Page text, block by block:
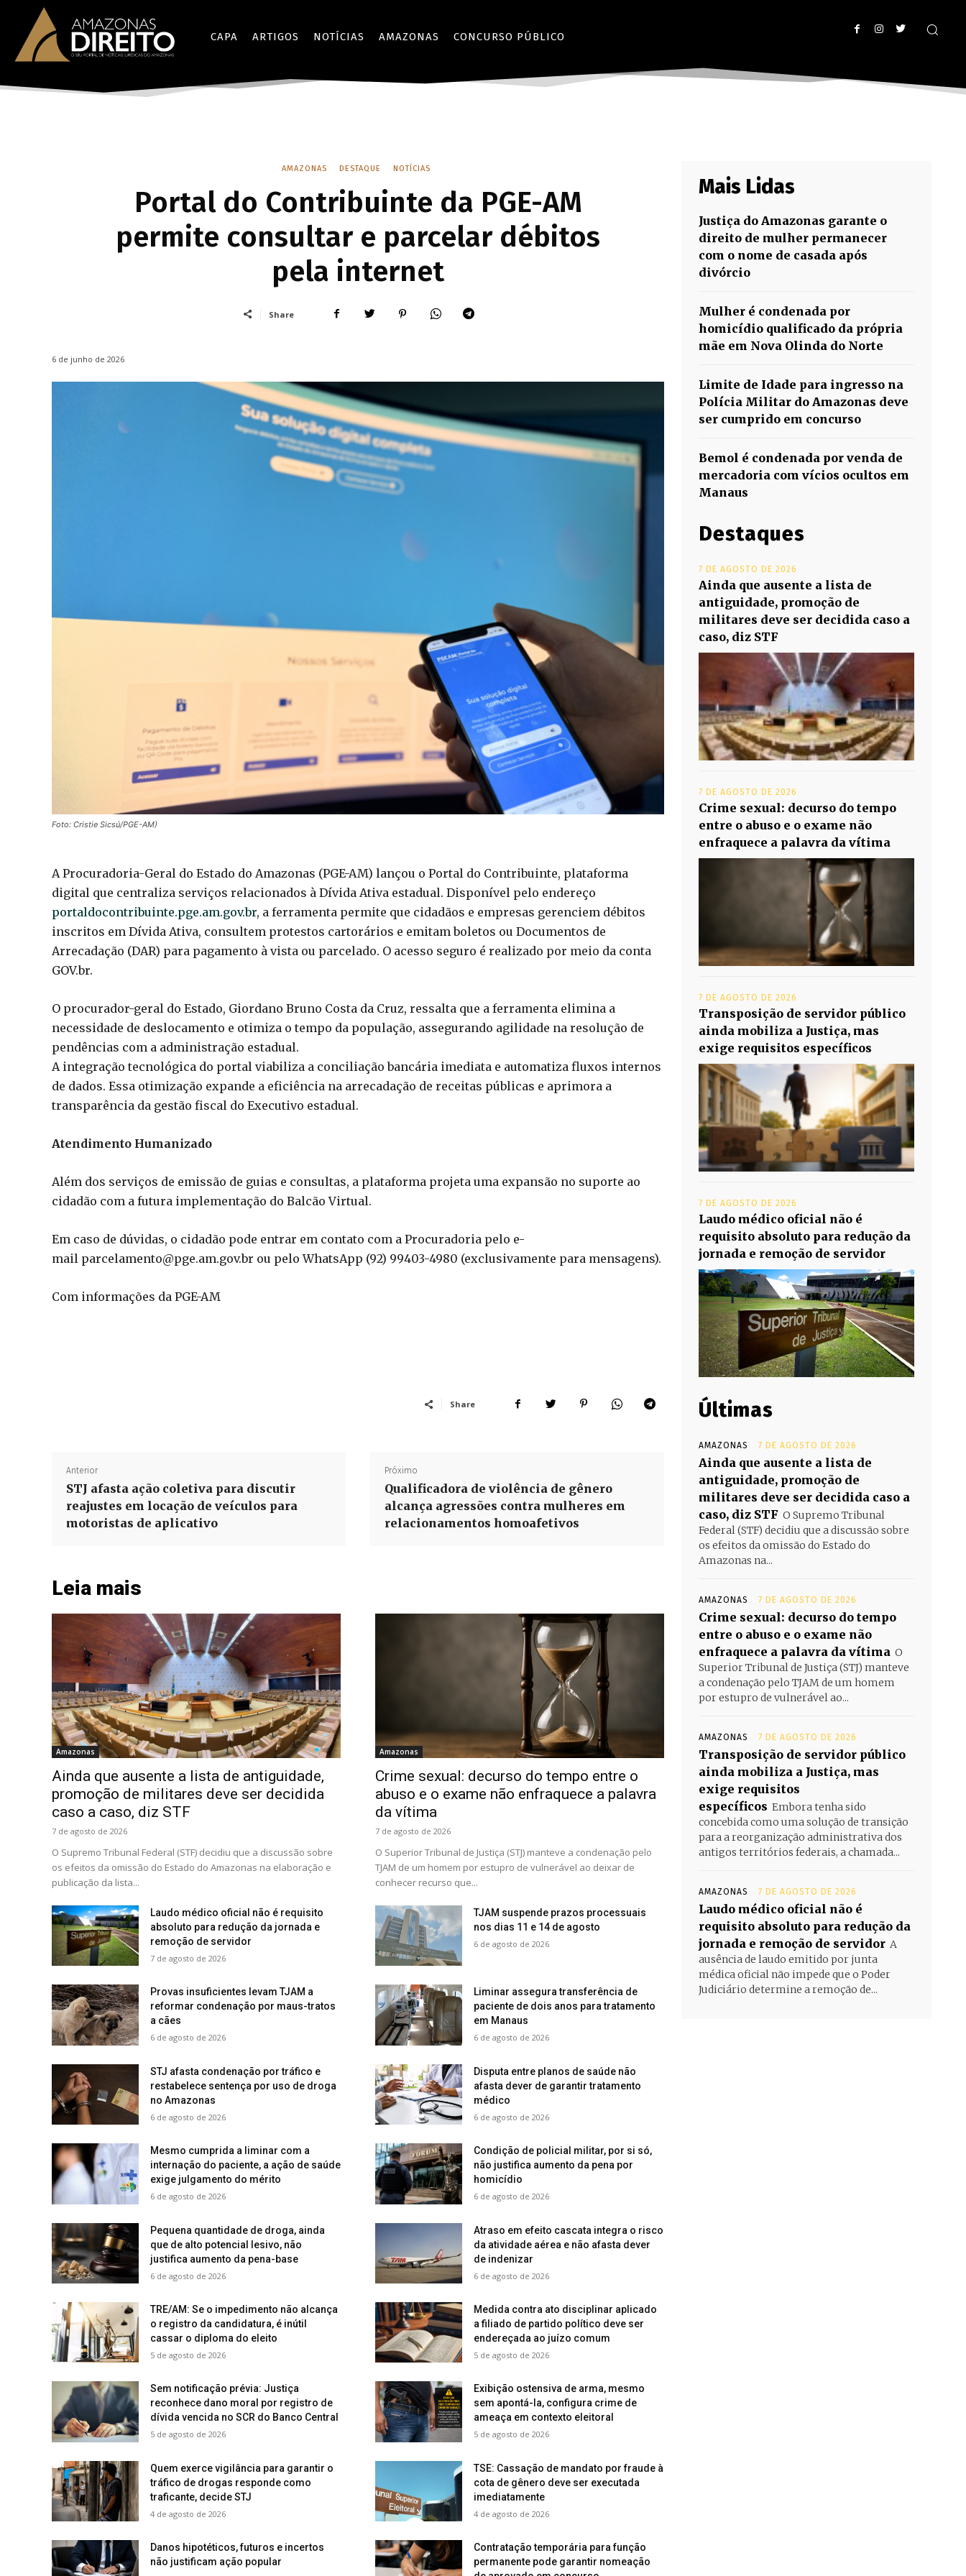
CAPA ARTIGOS NOTÍCIAS AMAZONAS CONCURSO PÚBLICO
AMAZONAS DESTAQUE NOTÍCIAS
Portal do Contribuinte da PGE-AM
permite consultar e parcelar débitos
pela internet
Share
6 de junho de 2026
Foto: Cristie Sicsú/PGE-AM)
A Procuradoria-Geral do Estado do Amazonas (PGE-AM) lançou o Portal do Contribuinte, plataforma
digital que centraliza serviços relacionados à Dívida Ativa estadual. Disponível pelo endereço
portaldocontribuinte.pge.am.gov.br, a ferramenta permite que cidadãos e empresas gerenciem débitos
inscritos em Dívida Ativa, consultem protestos cartorários e emitam boletos ou Documentos de
Arrecadação (DAR) para pagamento à vista ou parcelado. O acesso seguro é realizado por meio da conta
GOV.br.
O procurador-geral do Estado, Giordano Bruno Costa da Cruz, ressalta que a ferramenta elimina a
necessidade de deslocamento e otimiza o tempo da população, assegurando agilidade na resolução de
pendências com a administração estadual.
A integração tecnológica do portal viabiliza a conciliação bancária imediata e automatiza fluxos internos
de dados. Essa otimização expande a eficiência na arrecadação de receitas públicas e aprimora a
transparência da gestão fiscal do Executivo estadual.
Atendimento Humanizado
Além dos serviços de emissão de guias e consultas, a plataforma projeta uma expansão no suporte ao
cidadão com a futura implementação do Balcão Virtual.
Em caso de dúvidas, o cidadão pode entrar em contato com a Procuradoria pelo e-
mail parcelamento@pge.am.gov.br ou pelo WhatsApp (92) 99403-4980 (exclusivamente para mensagens).
Com informações da PGE-AM
Share
Anterior
STJ afasta ação coletiva para discutir
reajustes em locação de veículos para
motoristas de aplicativo
Próximo
Qualificadora de violência de gênero
alcança agressões contra mulheres em
relacionamentos homoafetivos
Leia mais
Amazonas
Ainda que ausente a lista de antiguidade,
promoção de militares deve ser decidida
caso a caso, diz STF
7 de agosto de 2026
O Supremo Tribunal Federal (STF) decidiu que a discussão sobre
os efeitos da omissão do Estado do Amazonas na elaboração e
publicação da lista...
Amazonas
Crime sexual: decurso do tempo entre o
abuso e o exame não enfraquece a palavra
da vítima
7 de agosto de 2026
O Superior Tribunal de Justiça (STJ) manteve a condenação pelo
TJAM de um homem por estupro de vulnerável ao deixar de
conhecer recurso que...
Laudo médico oficial não é requisito
absoluto para redução da jornada e
remoção de servidor
7 de agosto de 2026
TJAM suspende prazos processuais
nos dias 11 e 14 de agosto
6 de agosto de 2026
Provas insuficientes levam TJAM a
reformar condenação por maus-tratos
a cães
6 de agosto de 2026
Liminar assegura transferência de
paciente de dois anos para tratamento
em Manaus
6 de agosto de 2026
STJ afasta condenação por tráfico e
restabelece sentença por uso de droga
no Amazonas
6 de agosto de 2026
Disputa entre planos de saúde não
afasta dever de garantir tratamento
médico
6 de agosto de 2026
Mesmo cumprida a liminar com a
internação do paciente, a ação de saúde
exige julgamento do mérito
6 de agosto de 2026
Condição de policial militar, por si só,
não justifica aumento da pena por
homicídio
6 de agosto de 2026
Pequena quantidade de droga, ainda
que de alto potencial lesivo, não
justifica aumento da pena-base
6 de agosto de 2026
Atraso em efeito cascata integra o risco
da atividade aérea e não afasta dever
de indenizar
6 de agosto de 2026
TRE/AM: Se o impedimento não alcança
o registro da candidatura, é inútil
cassar o diploma do eleito
5 de agosto de 2026
Medida contra ato disciplinar aplicado
a filiado de partido político deve ser
endereçada ao juízo comum
5 de agosto de 2026
Sem notificação prévia: Justiça
reconhece dano moral por registro de
dívida vencida no SCR do Banco Central
5 de agosto de 2026
Exibição ostensiva de arma, mesmo
sem apontá-la, configura crime de
ameaça em contexto eleitoral
5 de agosto de 2026
Quem exerce vigilância para garantir o
tráfico de drogas responde como
traficante, decide STJ
4 de agosto de 2026
TSE: Cassação de mandato por fraude à
cota de gênero deve ser executada
imediatamente
4 de agosto de 2026
Danos hipotéticos, futuros e incertos
não justificam ação popular
Contratação temporária para função
permanente pode garantir nomeação
Mais Lidas
Justiça do Amazonas garante o
direito de mulher permanecer
com o nome de casada após
divórcio
Mulher é condenada por
homicídio qualificado da própria
mãe em Nova Olinda do Norte
Limite de Idade para ingresso na
Polícia Militar do Amazonas deve
ser cumprido em concurso
Bemol é condenada por venda de
mercadoria com vícios ocultos em
Manaus
Destaques
7 DE AGOSTO DE 2026
Ainda que ausente a lista de
antiguidade, promoção de
militares deve ser decidida caso a
caso, diz STF
7 DE AGOSTO DE 2026
Crime sexual: decurso do tempo
entre o abuso e o exame não
enfraquece a palavra da vítima
7 DE AGOSTO DE 2026
Transposição de servidor público
ainda mobiliza a Justiça, mas
exige requisitos específicos
7 DE AGOSTO DE 2026
Laudo médico oficial não é
requisito absoluto para redução da
jornada e remoção de servidor
Últimas
AMAZONAS 7 DE AGOSTO DE 2026
Ainda que ausente a lista de
antiguidade, promoção de
militares deve ser decidida caso a
caso, diz STF O Supremo Tribunal
Federal (STF) decidiu que a discussão sobre
os efeitos da omissão do Estado do
Amazonas na...
AMAZONAS 7 DE AGOSTO DE 2026
Crime sexual: decurso do tempo
entre o abuso e o exame não
enfraquece a palavra da vítima O
Superior Tribunal de Justiça (STJ) manteve
a condenação pelo TJAM de um homem
por estupro de vulnerável ao...
AMAZONAS 7 DE AGOSTO DE 2026
Transposição de servidor público
ainda mobiliza a Justiça, mas
exige requisitos
específicos Embora tenha sido
concebida como uma solução de transição
para a reorganização administrativa dos
antigos territórios federais, a chamada...
AMAZONAS 7 DE AGOSTO DE 2026
Laudo médico oficial não é
requisito absoluto para redução da
jornada e remoção de servidor A
ausência de laudo emitido por junta
médica oficial não impede que o Poder
Judiciário determine a remoção de...